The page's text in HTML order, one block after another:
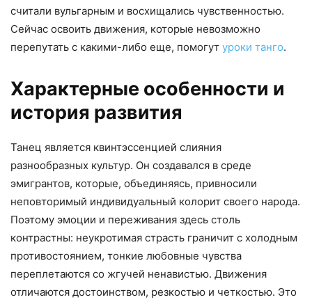
считали вульгарным и восхищались чувственностью.
Сейчас освоить движения, которые невозможно
перепутать с какими-либо еще, помогут уроки танго.
Характерные особенности и
история развития
Танец является квинтэссенцией слияния
разнообразных культур. Он создавался в среде
эмигрантов, которые, объединяясь, привносили
неповторимый индивидуальный колорит своего народа.
Поэтому эмоции и переживания здесь столь
контрастны: неукротимая страсть граничит с холодным
противостоянием, тонкие любовные чувства
переплетаются со жгучей ненавистью. Движения
отличаются достоинством, резкостью и четкостью. Это